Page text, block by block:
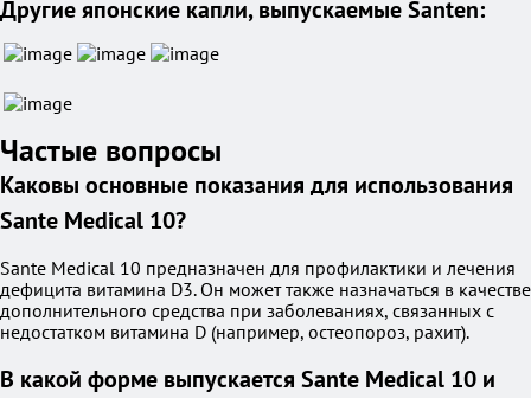
Другие японские капли, выпускаемые Santen:
Частые вопросы
Каковы основные показания для использования
Sante Medical 10?
Sante Medical 10 предназначен для профилактики и лечения
дефицита витамина D3. Он может также назначаться в качестве
дополнительного средства при заболеваниях, связанных с
недостатком витамина D (например, остеопороз, рахит).
В какой форме выпускается Sante Medical 10 и